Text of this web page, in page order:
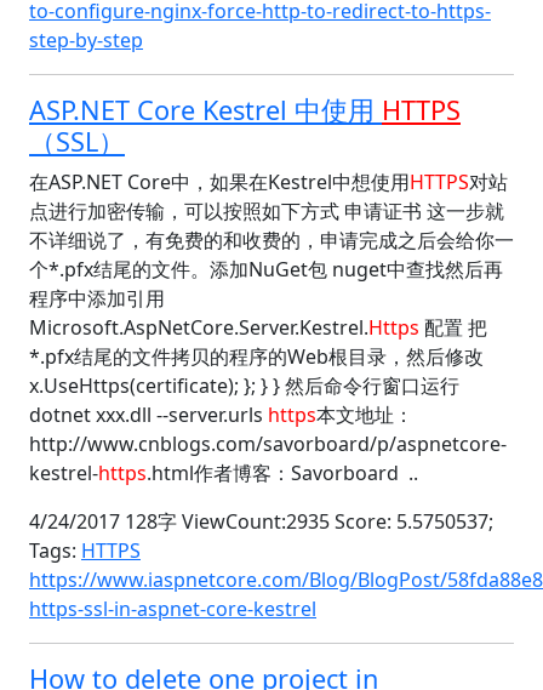
to-configure-nginx-force-http-to-redirect-to-https-
step-by-step
ASP.NET Core Kestrel 中使用 HTTPS
（SSL）
在ASP.NET Core中，如果在Kestrel中想使用HTTPS对站
点进行加密传输，可以按照如下方式 申请证书 这一步就
不详细说了，有免费的和收费的，申请完成之后会给你一
个*.pfx结尾的文件。添加NuGet包 nuget中查找然后再
程序中添加引用
Microsoft.AspNetCore.Server.Kestrel.Https 配置 把
*.pfx结尾的文件拷贝的程序的Web根目录，然后修改
x.UseHttps(certificate); }; } } 然后命令行窗口运行
dotnet xxx.dll --server.urls https本文地址：
http://www.cnblogs.com/savorboard/p/aspnetcore-
kestrel-https.html作者博客：Savorboard ..
4/24/2017 128字 ViewCount:2935 Score: 5.5750537;
Tags: HTTPS
https://www.iaspnetcore.com/Blog/BlogPost/
https-ssl-in-aspnet-core-kestrel
How to delete one project in